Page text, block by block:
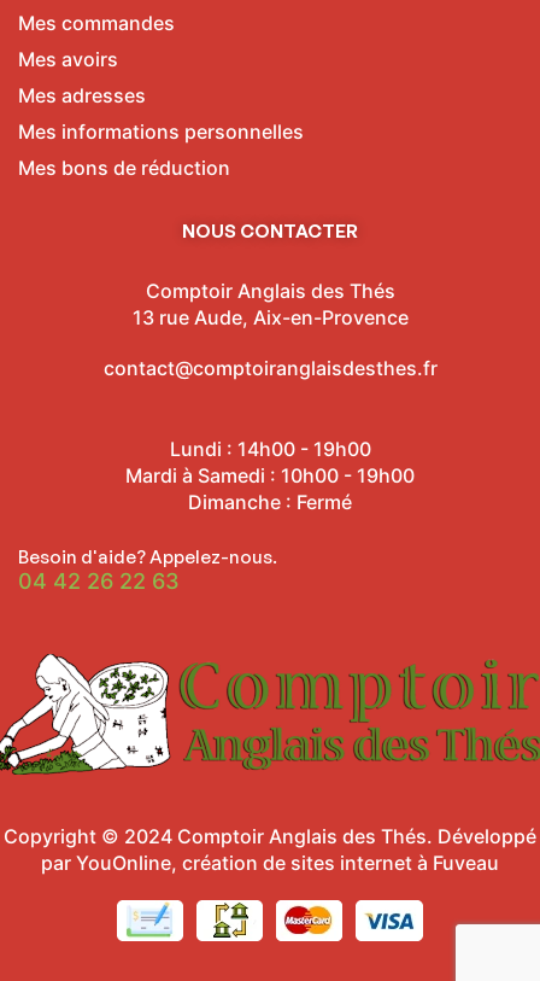
Mes commandes
Mes avoirs
Mes adresses
Mes informations personnelles
Mes bons de réduction
NOUS CONTACTER
Comptoir Anglais des Thés
13 rue Aude, Aix-en-Provence
contact@comptoiranglaisdesthes.fr
Lundi : 14h00 - 19h00
Mardi à Samedi : 10h00 - 19h00
Dimanche : Fermé
Besoin d'aide? Appelez-nous.
04 42 26 22 63
Copyright © 2024 Comptoir Anglais des Thés. Développé
par YouOnline, création de sites internet à Fuveau